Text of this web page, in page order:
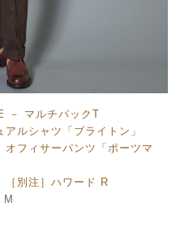
－ マルチパックT
ルシャツ「ブライトン」
フィサーパンツ「ポーツマ
別注］ハワード R
M